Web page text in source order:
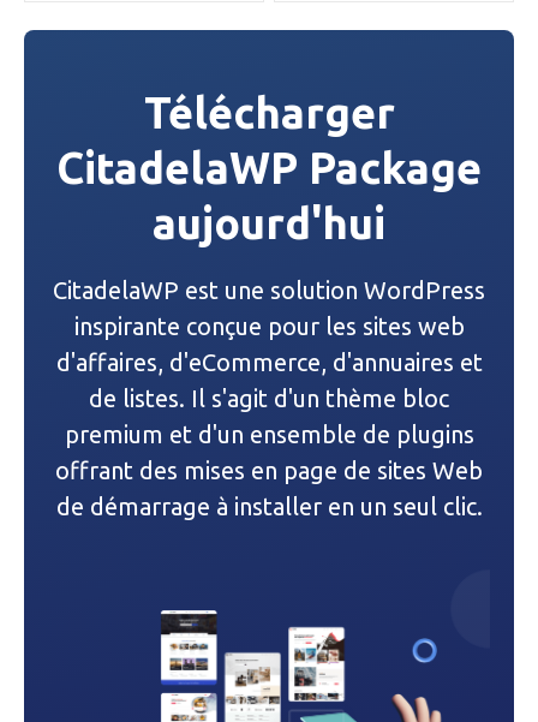
v
Télécharger
CitadelaWP Package
aujourd'hui
CitadelaWP est une solution WordPress
inspirante conçue pour les sites web
d'affaires, d'eCommerce, d'annuaires et
de listes. Il s'agit d'un thème bloc
premium et d'un ensemble de plugins
offrant des mises en page de sites Web
de démarrage à installer en un seul clic.